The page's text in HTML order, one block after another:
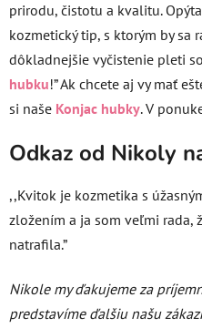
prirodu, čistotu a kvalitu.
kozmetický tip, s ktorým by sa
dôkladnejšie vyčistenie pleti
hubku!” Ak chcete aj vy mať
si naše Konjac hubky. V
Odkaz od Nikoly
,,Kvitok je kozmetika s
zložením a ja som veľmi rada,
natrafila.”
Nikole my ďakujeme za
predstavíme ďalšiu našu